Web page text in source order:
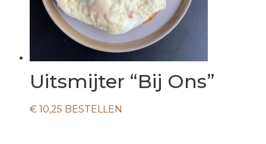
Uitsmijter “Bij Ons”
€ 10,25 BESTELLEN